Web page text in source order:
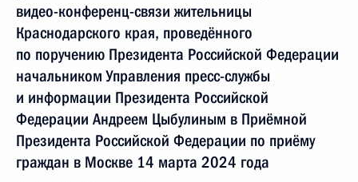
видео-конференц-связи жительницы
Краснодарского края, проведённого
по поручению Президента Российской Федерации
начальником Управления пресс-службы
и информации Президента Российской
Федерации Андреем Цыбулиным в Приёмной
Президента Российской Федерации по приёму
граждан в Москве 14 марта 2024 года